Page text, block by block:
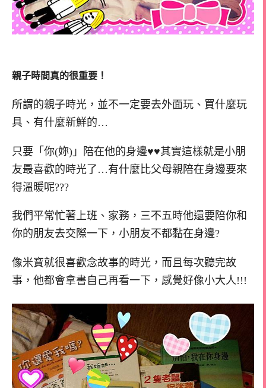
親子時間真的很重要！
所謂的親子時光，並不一定要去外面玩、買什麼玩
具、有什麼新鮮的…
只要「你(妳)」陪在他的身邊♥♥其實這樣就是小朋
友最喜歡的時光了…有什麼比父母親陪在身邊要來
得溫暖呢???
我們平常忙著上班、家務，三不五時他還要陪你和
你的朋友去交際一下，小朋友不都黏在身邊?
像米寶就很喜歡念故事的時光，而且每次聽完故
事，他都會拿書自己再看一下，感覺好像小大人!!!